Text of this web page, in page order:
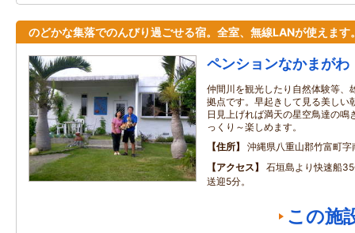
のどかな集落でのんびり過ごせる宿。全室、無線LANが使えます
ペンションなかまがわ
仲間川を観光したり自然体験等、
拠点です。早起きして見る美しい
日見上げれば満天の星空鳥達の鳴
っくり～楽しめます。
住所
沖縄県八重山郡竹富町字
アクセス
石垣島より快速船
送迎5分。
この施